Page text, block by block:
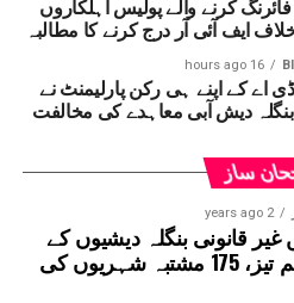
کا انتخاب کر لیا گیا ہے۔این
کہ دونوں راستوں پر کام
ایجنسی کا انتخاب کیا گیا
پر تعمیراتی کام کرے گی۔
لیے منتخب کردہ ایجنسی لارسن
جائیں گے۔ ان میں
سیکٹر-97، سیکٹر-105، سیکٹر-108، سیکٹر-93، اور پنچشیل
کرنے والے پولیس اہلکاروں
ایف آئی آر درج کرنے کا مطالبہ
16 hours ago
اے کے اپنے ہی رکن پارلیمنٹ نے
دیش آبی معاہدے کی مخالفت
ساز
2 years ago
قانونی بنگلہ دیشیوں کے
خلاف مہم تیز، 175 مشتبہ شہریوں کی